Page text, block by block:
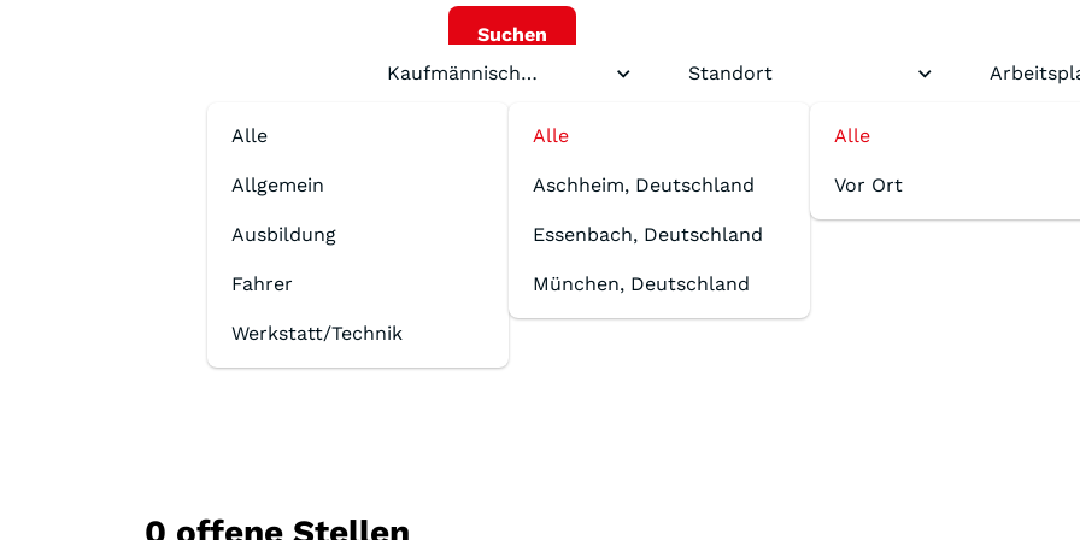
Suchen
Kaufmännisch/Sonstige
Alle
Allgemein
Ausbildung
Fahrer
Werkstatt/Technik
Standort
Alle
Aschheim, Deutschland
Essenbach, Deutschland
München, Deutschland
Alle
Vor Ort